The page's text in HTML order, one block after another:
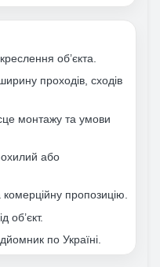
об’єкта.
проходів, сходів
монтажу та умови
або
комерційну пропозицію.
об’єкт.
по Україні.